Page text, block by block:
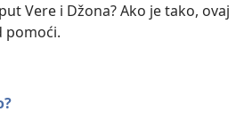
Vere i Džona? Ako je tako, ovaj
pomoći.